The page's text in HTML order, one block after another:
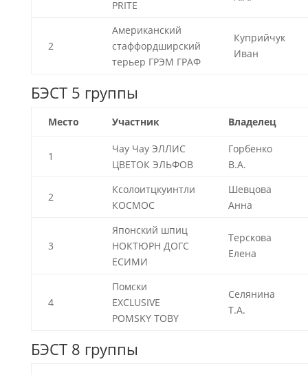
PRITE
2
Американский
стаффордширский
терьер ГРЭМ ГРАФ
Куприйчук
Иван
БЭСТ 5 группы
Место Участник Владелец
1
Чау Чау ЭЛЛИС
ЦВЕТОК ЭЛЬФОВ
Горбенко
В.А.
2
Ксолоитцкуинтли
КОСМОС
Шевцова
Анна
3
Японский шпиц
НОКТЮРН ДОГС
ЕСИМИ
Терскова
Елена
4
Помски
EXCLUSIVE
POMSKY TOBY
Селянина
Т.А.
БЭСТ 8 группы